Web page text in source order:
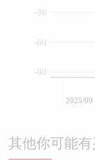
-90
-60
-30
2025/09
其他你可能